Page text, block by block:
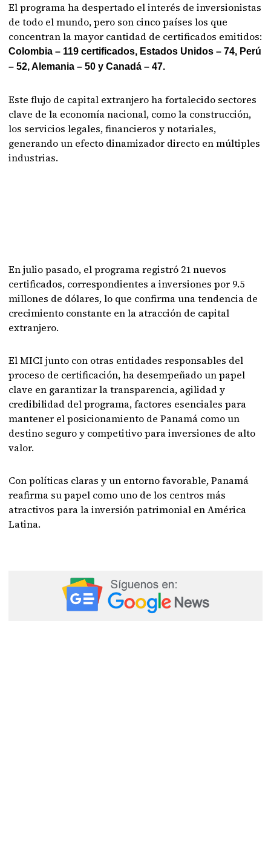
El programa ha despertado el interés de inversionistas
de todo el mundo, pero son cinco países los que
concentran la mayor cantidad de certificados emitidos:
Colombia – 119 certificados, Estados Unidos – 74, Perú
– 52, Alemania – 50 y Canadá – 47.
Este flujo de capital extranjero ha fortalecido sectores
clave de la economía nacional, como la construcción,
los servicios legales, financieros y notariales,
generando un efecto dinamizador directo en múltiples
industrias.
En julio pasado, el programa registró 21 nuevos
certificados, correspondientes a inversiones por 9.5
millones de dólares, lo que confirma una tendencia de
crecimiento constante en la atracción de capital
extranjero.
El MICI junto con otras entidades responsables del
proceso de certificación, ha desempeñado un papel
clave en garantizar la transparencia, agilidad y
credibilidad del programa, factores esenciales para
mantener el posicionamiento de Panamá como un
destino seguro y competitivo para inversiones de alto
valor.
Con políticas claras y un entorno favorable, Panamá
reafirma su papel como uno de los centros más
atractivos para la inversión patrimonial en América
Latina.